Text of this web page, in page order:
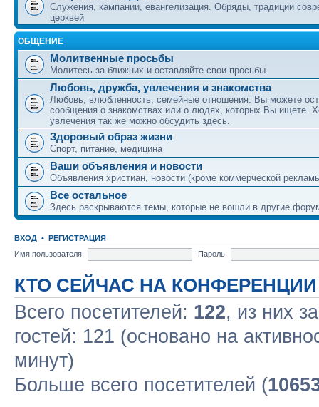
Служения, кампании, евангелизация. Обряды, традиции
церквей
ОБЩЕНИЕ
Молитвенные просьбы
Молитесь за ближних и оставляйте свои просьбы
Любовь, дружба, увлечения и знакомства
Любовь, влюбленность, семейные отношения. Вы можете
сообщения о знакомствах или о людях, которых Вы ищете.
увлечения так же можно обсудить здесь.
Здоровый образ жизни
Спорт, питание, медицина
Ваши объявления и новости
Объявления христиан, новости (кроме коммерческой
Все остальное
Здесь раскрываются темы, которые не вошли в другие
ВХОД • РЕГИСТРАЦИЯ
Имя пользователя:
Пароль:
КТО СЕЙЧАС НА КОНФЕРЕНЦИИ
Всего посетителей: 122, из них
гостей: 121 (основано на
минут)
Больше всего посетителей (